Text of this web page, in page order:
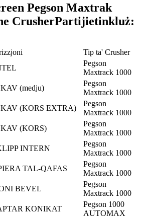
Pegson Maxtrak
CrusherPartijietinkluż:
Tip ta' Crusher
Pegson
Maxtrack 1000
(medju)
Pegson
Maxtrack 1000
(KORS EXTRA)
Pegson
Maxtrack 1000
(KORS)
Pegson
Maxtrack 1000
INTERN
Pegson
Maxtrack 1000
TAL-QAFAS
Pegson
Maxtrack 1000
BEVEL
Pegson
Maxtrack 1000
KONIKAT
Pegson 1000
AUTOMAX